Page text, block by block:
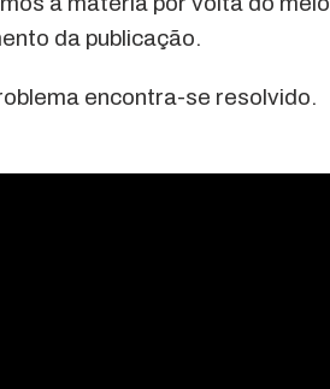
da publicação.
encontra-se resolvido.